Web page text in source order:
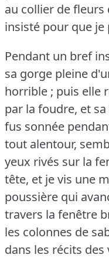
au collier de fleurs
insisté pour que
Pendant un bref
sa gorge pleine
horrible ; puis elle
par la foudre, et
fus sonnée
tout alentour,
yeux rivés sur la
tête, et je vis une
poussière qui
travers la fenêtre
les colonnes de
dans les récits